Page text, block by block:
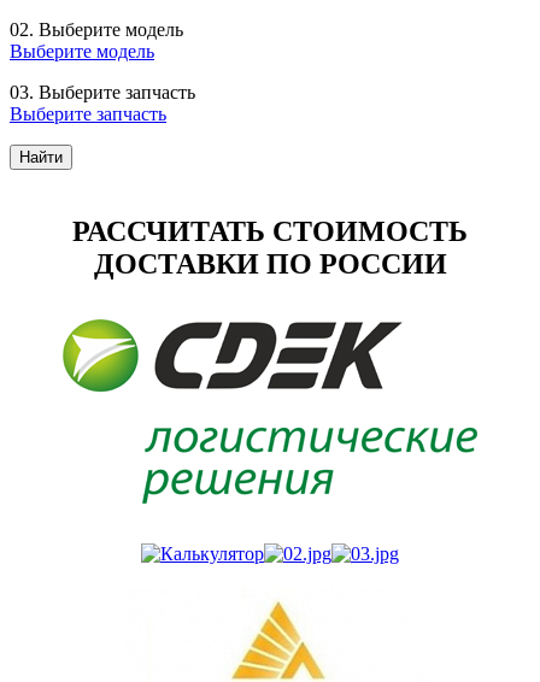
02. Выберите модель
Выберите модель
03. Выберите запчасть
Выберите запчасть
Найти
РАССЧИТАТЬ СТОИМОСТЬ
ДОСТАВКИ ПО РОССИИ